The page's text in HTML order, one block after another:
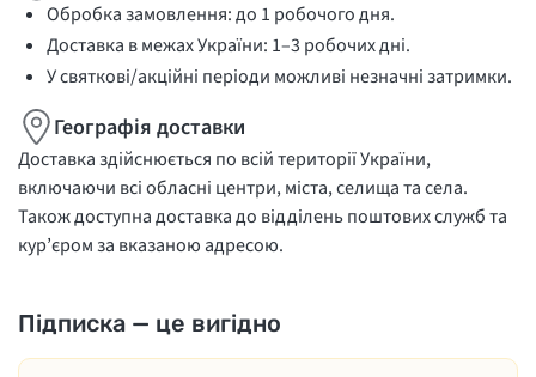
Обробка замовлення: до 1 робочого дня.
Доставка в межах України: 1–3 робочих дні.
У святкові/акційні періоди можливі незначні затримки.
Географія доставки
Доставка здійснюється по всій території України,
включаючи всі обласні центри, міста, селища та села.
Також доступна доставка до відділень поштових служб та
кур’єром за вказаною адресою.
Підписка — це вигідно